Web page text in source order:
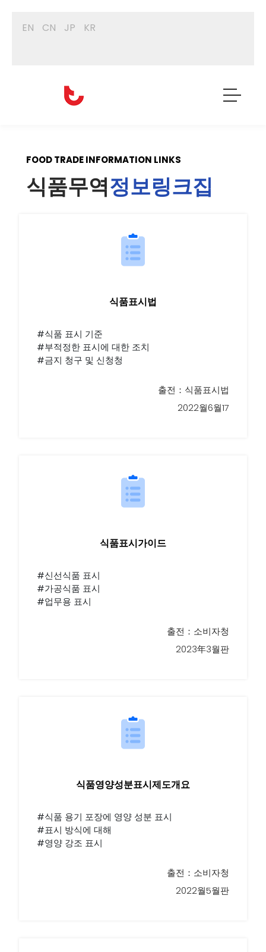
EN CN JP KR
FOOD TRADE INFORMATION LINKS
식품무역정보링크집
식품표시법
#식품 표시 기준
#부적정한 표시에 대한 조치
#금지 청구 및 신청청
출전：식품표시법
2022월6월17
식품표시가이드
#신선식품 표시
#가공식품 표시
#업무용 표시
출전：소비자청
2023年3월판
식품영양성분표시제도개요
#식품 용기 포장에 영양 성분 표시
#표시 방식에 대해
#영양 강조 표시
출전：소비자청
2022월5월판